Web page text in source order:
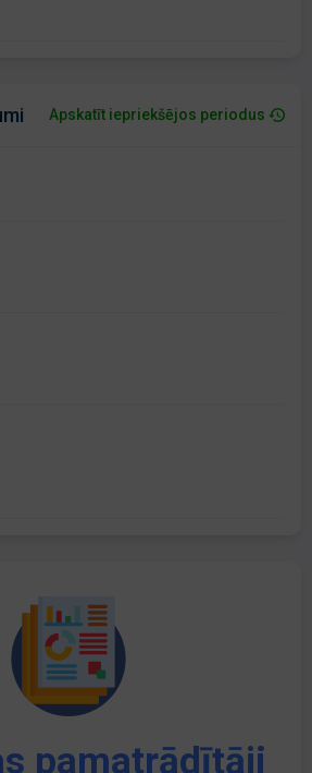
Apskatīt iepriekšējos periodus
pamatrādītāji